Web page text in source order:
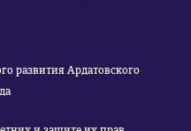
развития Ардатовского